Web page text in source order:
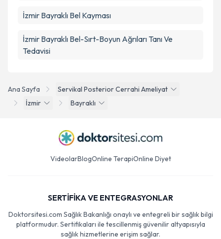
Ana Sayfa
Servikal Posterior Cerrahi Ameliyat
İzmir
Bayraklı
İzmir Bayraklı Bel Kayması
İzmir Bayraklı Bel-Sırt-Boyun Ağrıları Tanı Ve
Tedavisi
VideolarBlogOnline TerapiOnline Diyet
SERTİFİKA VE ENTEGRASYONLAR
Doktorsitesi.com Sağlık Bakanlığı onaylı ve entegreli bir sağlık bilgi
platformudur. Sertifikaları ile tescillenmiş güvenilir altyapısıyla
sağlık hizmetlerine erişim sağlar.